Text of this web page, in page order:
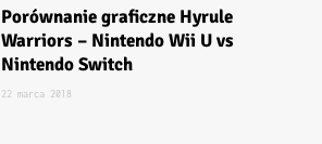
Porównanie graficzne Hyrule
Warriors – Nintendo Wii U vs
Nintendo Switch
22 marca 2018